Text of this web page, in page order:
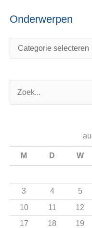
Onderwerpen
a
r
:
M D W
3
4 5
10
11 12
17
18 19